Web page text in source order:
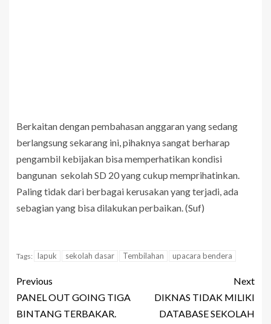
Berkaitan dengan pembahasan anggaran yang sedang
berlangsung sekarang ini, pihaknya sangat berharap
pengambil kebijakan bisa memperhatikan kondisi
bangunan sekolah SD 20 yang cukup memprihatinkan.
Paling tidak dari berbagai kerusakan yang terjadi, ada
sebagian yang bisa dilakukan perbaikan. (Suf)
Tags: lapuk sekolah dasar Tembilahan upacara bendera
Previous
PANEL OUT GOING TIGA
BINTANG TERBAKAR.
Next
DIKNAS TIDAK MILIKI
DATABASE SEKOLAH